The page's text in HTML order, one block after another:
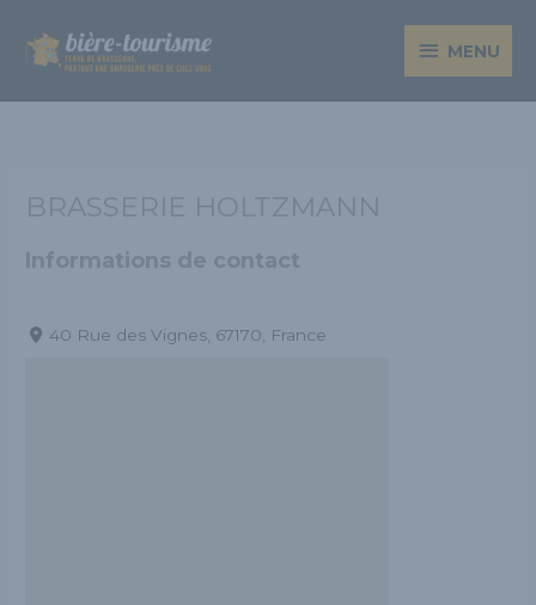
contenu
MENU
MENU
BRASSERIE HOLTZMANN
Informations de contact
40 Rue des Vignes, 67170, France